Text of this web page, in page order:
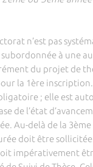
n’est pas
subordonnée à une
du projet de
la 1ère
; elle est
de l’état
Au-delà de la
doit être
impérativement